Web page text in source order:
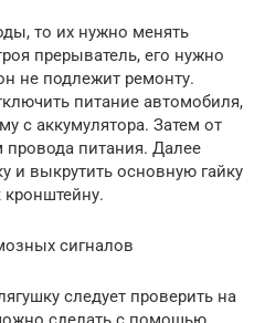
то их нужно менять
прерыватель, его нужно
не подлежит ремонту.
питание автомобиля,
с аккумулятора. Затем от
провода питания. Далее
и выкрутить основную гайку
сигналов
следует проверить на